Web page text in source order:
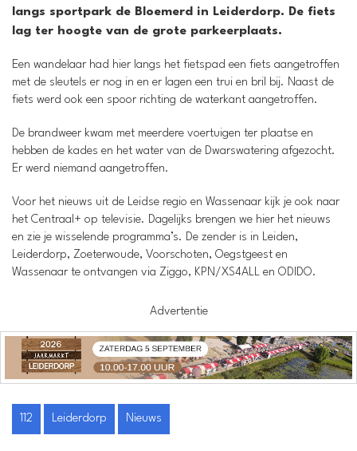
langs sportpark de Bloemerd in Leiderdorp. De fiets
lag ter hoogte van de grote parkeerplaats.
Een wandelaar had hier langs het fietspad een fiets aangetroffen
met de sleutels er nog in en er lagen een trui en bril bij. Naast de
fiets werd ook een spoor richting de waterkant aangetroffen.
De brandweer kwam met meerdere voertuigen ter plaatse en
hebben de kades en het water van de Dwarswatering afgezocht.
Er werd niemand aangetroffen.
Voor het nieuws uit de Leidse regio en Wassenaar kijk je ook naar
het Centraal+ op televisie. Dagelijks brengen we hier het nieuws
en zie je wisselende programma’s. De zender is in Leiden,
Leiderdorp, Zoeterwoude, Voorschoten, Oegstgeest en
Wassenaar te ontvangen via Ziggo, KPN/XS4ALL en ODIDO.
Advertentie
112 Leiderdorp Nieuws